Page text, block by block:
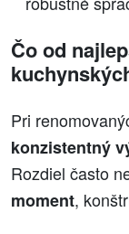
Čo od
Pri
konzistentný
Rozdiel často
moment,